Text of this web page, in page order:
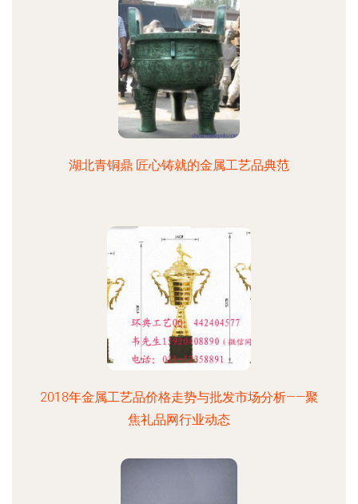
湖北青铜鼎 匠心铸就的金属工艺品典范
2018年金属工艺品价格走势与批发市场分析——聚
焦礼品网行业动态